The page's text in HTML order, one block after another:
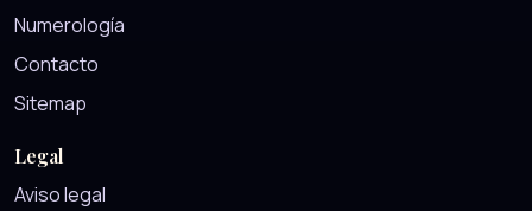
Numerología
Contacto
Sitemap
Legal
Aviso legal